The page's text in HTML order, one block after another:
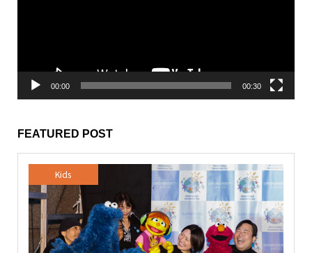
00:00 00:30
FEATURED POST
Kids